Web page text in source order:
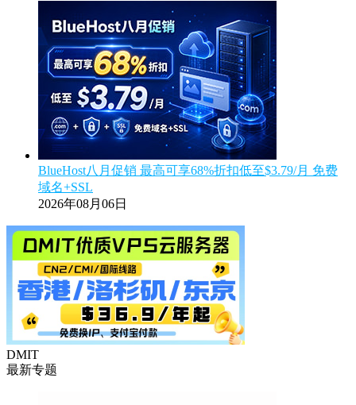
BlueHost八月促销 最高可享68%折扣低至$3.79/月 免费
域名+SSL
2026年08月06日
DMIT
最新专题